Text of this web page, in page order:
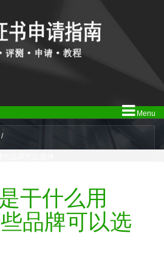
Menu
/
干什么用
品牌可以选